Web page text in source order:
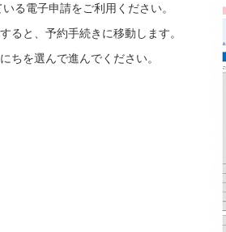
る電子申請をご利用ください。
ると、予約手続きに移動します。
ちを選んで進んでください。